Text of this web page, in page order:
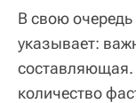
В свою
указывает:
количество